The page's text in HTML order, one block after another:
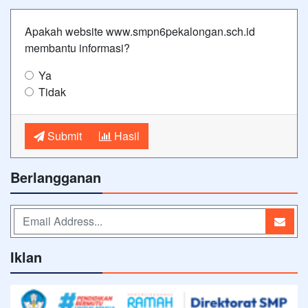
Apakah website www.smpn6pekalongan.sch.id
membantu informasi?
Ya
Tidak
Submit Hasil
Berlangganan
Iklan